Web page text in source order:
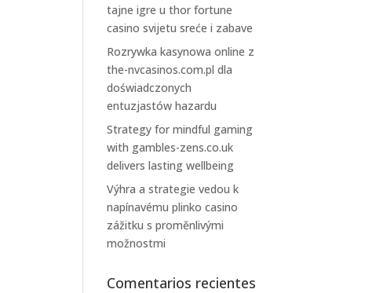
tajne igre u thor fortune
casino svijetu sreće i zabave
Rozrywka kasynowa online z
the-nvcasinos.com.pl dla
doświadczonych
entuzjastów hazardu
Strategy for mindful gaming
with gambles-zens.co.uk
delivers lasting wellbeing
Výhra a strategie vedou k
napínavému plinko casino
zážitku s proměnlivými
možnostmi
Comentarios recientes